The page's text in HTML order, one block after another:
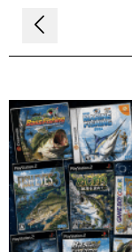
Navigation
de